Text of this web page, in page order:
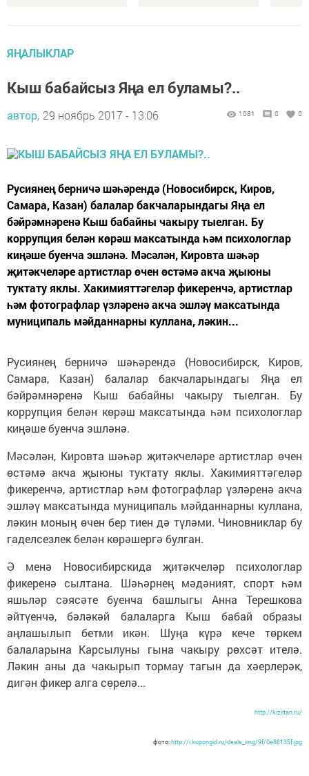
ЯҢАЛЫКЛАР
Кыш бабайсыз Яңа ел буламы?..
автор, 29 ноябрь 2017 - 13:06 1081 0 0
Русиянең берничә шәһәрендә (Новосибирск, Киров,
Самара, Казан) балалар бакчаларындагы Яңа ел
бәйрәмнәренә Кыш бабайны чакыру тыелган. Бу
коррупция белән көрәш максатында һәм психологлар
киңәше буенча эшләнә. Мәсәлән, Кировта шәһәр
җитәкчеләре артистлар өчен өстәмә акча җыюны
туктату яклы. Хакимияттәгеләр фикеренчә, артистлар
һәм фотографлар үзләренә акча эшләү максатында
муниципаль мәйданнарны куллана, ләкин...
Русиянең берничә шәһәрендә (Новосибирск, Киров,
Самара, Казан) балалар бакчаларындагы Яңа ел
бәйрәмнәренә Кыш бабайны чакыру тыелган. Бу
коррупция белән көрәш максатында һәм психологлар
киңәше буенча эшләнә.
Мәсәлән, Кировта шәһәр җитәкчеләре артистлар өчен
өстәмә акча җыюны туктату яклы. Хакимияттәгеләр
фикеренчә, артистлар һәм фотографлар үзләренә акча
эшләү максатында муниципаль мәйданнарны куллана,
ләкин моның өчен бер тиен дә түләми. Чиновниклар бу
гаделсезлек белән көрәшергә булган.
Ә менә Новосибирскида җитәкчеләр психологлар
фикеренә сылтана. Шәһәрнең мәдәният, спорт һәм
яшьләр сәясәте буенча башлыгы Анна Терешкова
әйтүенчә, бәләкәй балаларга Кыш бабай образы
аңлашылып бетми икән. Шуңа күрә кече төркем
балаларына Карсылуны гына чакыру рөхсәт ителә.
Ләкин аны да чакырып тормау тагын да хәерлерәк,
дигән фикер алга сөрелә...
http://kiziltan.ru/
фото:http://i.kupongid.ru/deals_img/9f/0e88135f.jpg